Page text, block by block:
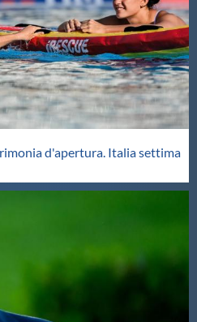
d'apertura. Italia settima